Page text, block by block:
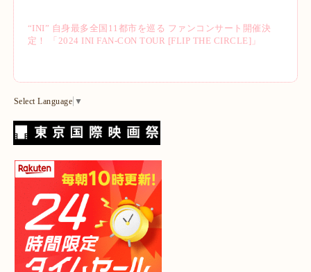
“INI” 自身最多全国11都市を巡る ファンコンサート開催決
定！ 「2024 INI FAN-CON TOUR [FLIP THE CIRCLE]」
Select Language ▼